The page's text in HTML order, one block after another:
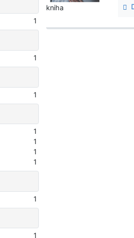
kniha
1
1
1
1
1
1
1
1
1